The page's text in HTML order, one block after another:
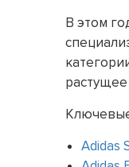
В этом
Adidas